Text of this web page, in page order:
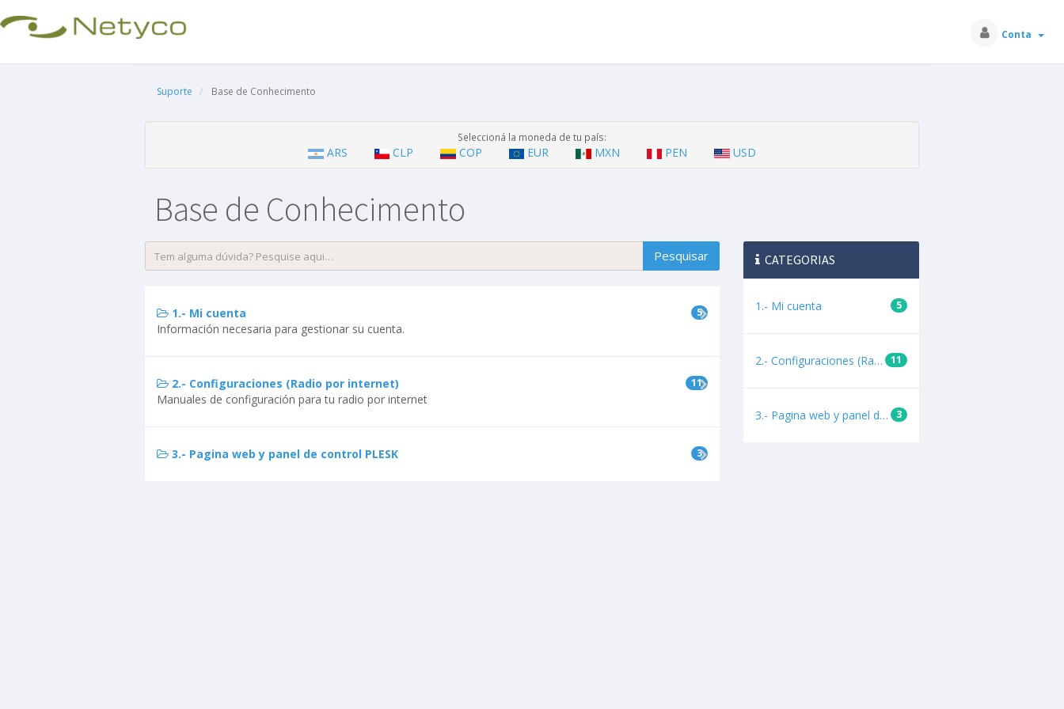
Conta
Suporte Base de Conhecimento
Seleccioná la moneda de tu país:
ARS CLP COP EUR MXN PEN USD
Base de Conhecimento
CATEGORIAS
5
1.- Mi cuenta
11
2.- Configuraciones (Radio por internet)
3
3.- Pagina web y panel de control PLESK
1.- Mi cuenta 5
Información necesaria para gestionar su cuenta.
2.- Configuraciones (Radio por internet) 11
Manuales de configuración para tu radio por internet
3.- Pagina web y panel de control PLESK 3